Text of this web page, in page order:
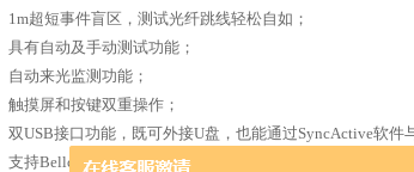
1m超短事件盲区，测试光纤跳线轻松自如；
具有自动及手动测试功能；
自动来光监测功能；
触摸屏和按键双重操作；
双USB接口功能，既可外接U盘，也能通过SyncActive软件
支持Bellcore GR196及SR-4731